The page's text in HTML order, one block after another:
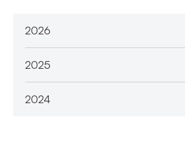
2026
2025
2024